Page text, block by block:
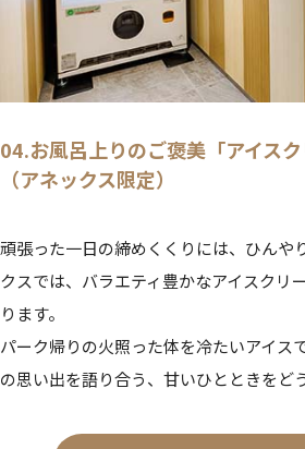
04.お風呂上りのご褒美「アイスク
（アネックス限定）
頑張った一日の締めくくりには、ひんや
クスでは、バラエティ豊かなアイスクリ
ります。
パーク帰りの火照った体を冷たいアイス
の思い出を語り合う、甘いひとときをど